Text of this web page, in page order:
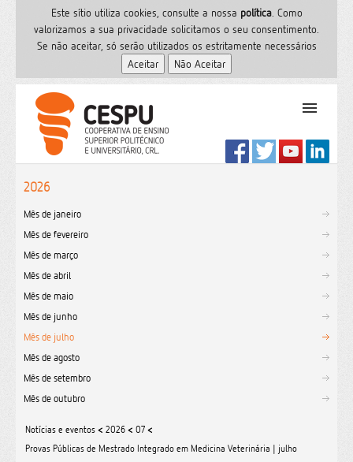
Este sítio utiliza cookies, consulte a nossa polí­tica. Como
valorizamos a sua privacidade solicitamos o seu consentimento.
Se não aceitar, só serão utilizados os estritamente necessários
PT
Início
Formação
CESPU
Sites do grupo
Utilizador
Contactos
2026
Mês de janeiro
Mês de fevereiro
Mês de março
Mês de abril
Mês de maio
Mês de junho
Mês de julho
Mês de agosto
Mês de setembro
Mês de outubro
Notícias e eventos < 2026 < 07 <
Provas Públicas de Mestrado Integrado em Medicina Veterinária | julho